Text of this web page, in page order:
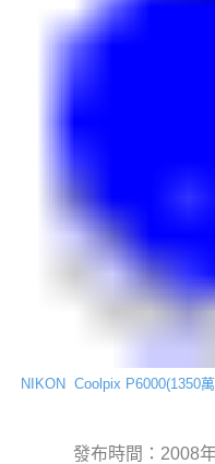
NIKON Coolpix P6000(1350
發布時間：2008